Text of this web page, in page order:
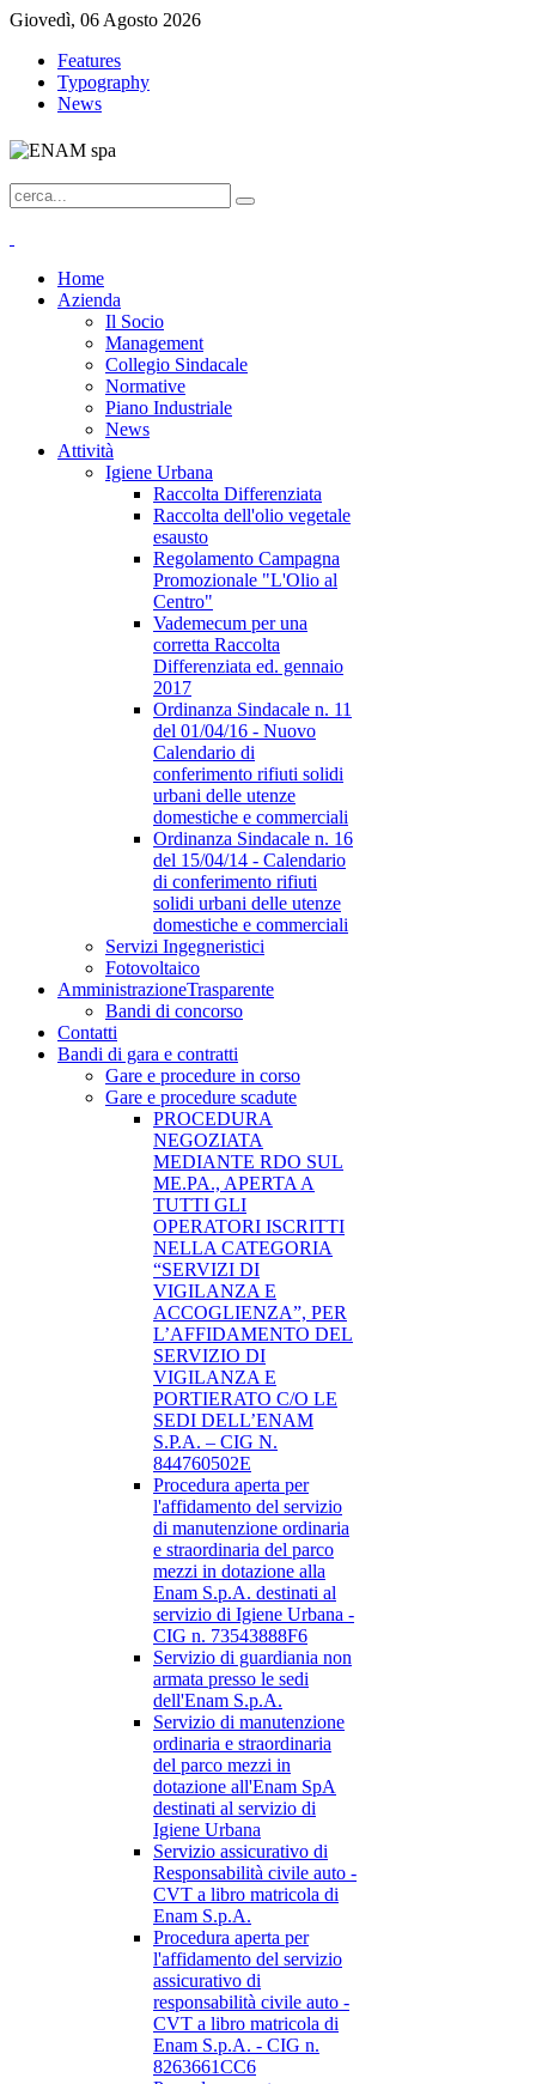
Giovedì, 06 Agosto 2026
Features
Typography
News
Home
Azienda
Il Socio
Management
Collegio Sindacale
Normative
Piano Industriale
News
Attività
Igiene Urbana
Raccolta Differenziata
Raccolta dell'olio vegetale
esausto
Regolamento Campagna
Promozionale "L'Olio al
Centro"
Vademecum per una
corretta Raccolta
Differenziata ed. gennaio
2017
Ordinanza Sindacale n. 11
del 01/04/16 - Nuovo
Calendario di
conferimento rifiuti solidi
urbani delle utenze
domestiche e commerciali
Ordinanza Sindacale n. 16
del 15/04/14 - Calendario
di conferimento rifiuti
solidi urbani delle utenze
domestiche e commerciali
Servizi Ingegneristici
Fotovoltaico
AmministrazioneTrasparente
Bandi di concorso
Contatti
Bandi di gara e contratti
Gare e procedure in corso
Gare e procedure scadute
PROCEDURA
NEGOZIATA
MEDIANTE RDO SUL
ME.PA., APERTA A
TUTTI GLI
OPERATORI ISCRITTI
NELLA CATEGORIA
“SERVIZI DI
VIGILANZA E
ACCOGLIENZA”, PER
L’AFFIDAMENTO DEL
SERVIZIO DI
VIGILANZA E
PORTIERATO C/O LE
SEDI DELL’ENAM
S.P.A. – CIG N.
844760502E
Procedura aperta per
l'affidamento del servizio
di manutenzione ordinaria
e straordinaria del parco
mezzi in dotazione alla
Enam S.p.A. destinati al
servizio di Igiene Urbana -
CIG n. 73543888F6
Servizio di guardiania non
armata presso le sedi
dell'Enam S.p.A.
Servizio di manutenzione
ordinaria e straordinaria
del parco mezzi in
dotazione all'Enam SpA
destinati al servizio di
Igiene Urbana
Servizio assicurativo di
Responsabilità civile auto -
CVT a libro matricola di
Enam S.p.A.
Procedura aperta per
l'affidamento del servizio
assicurativo di
responsabilità civile auto -
CVT a libro matricola di
Enam S.p.A. - CIG n.
8263661CC6